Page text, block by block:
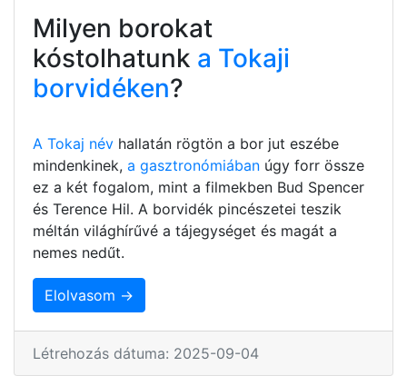
Milyen borokat
kóstolhatunk a Tokaji
borvidéken?
A Tokaj név hallatán rögtön a bor jut eszébe
mindenkinek, a gasztronómiában úgy forr össze
ez a két fogalom, mint a filmekben Bud Spencer
és Terence Hil. A borvidék pincészetei teszik
méltán világhírűvé a tájegységet és magát a
nemes nedűt.
Elolvasom →
Létrehozás dátuma: 2025-09-04